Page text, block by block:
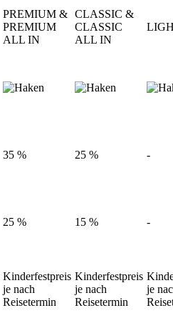
PREMIUM &
PREMIUM
ALL IN
CLASSIC &
CLASSIC
ALL IN
35 % 25 % -
25 % 15 % -
Kinderfestpreis
je nach
Reisetermin
Kinderfestpreis
je nach
Reisetermin
je